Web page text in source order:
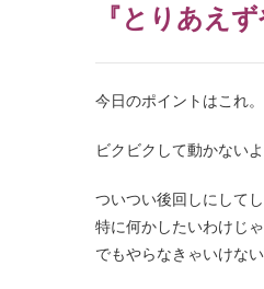
『とりあ
今日のポイントはこれ。
ビクビクして動かない
ついつい後回しにして
特に何かしたいわけじゃ
でもやらなきゃいけない